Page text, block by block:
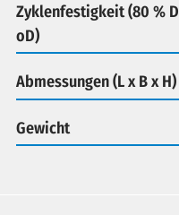
Zyklenfestigkeit (80 % D
oD)
Abmessungen (L x B x H)
Gewicht